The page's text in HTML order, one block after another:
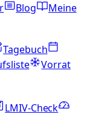
Blog
Meine
Tagebuch
Vorrat
LMIV-Check